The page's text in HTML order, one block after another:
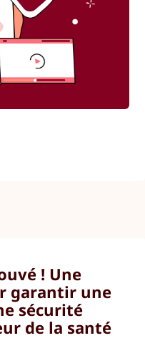
! Une
garantir une
sécurité
de la santé